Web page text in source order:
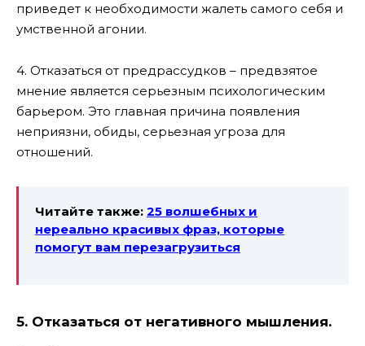
приведет к необходимости жалеть самого себя и
умственной агонии.
4. Отказаться от предрассудков – предвзятое
мнение является серьезным психологическим
барьером. Это главная причина появления
неприязни, обиды, серьезная угроза для
отношений.
Читайте также: 25 волшебных и
нереально красивых фраз, которые
помогут вам перезагрузиться
5. Отказаться от негативного мышления.